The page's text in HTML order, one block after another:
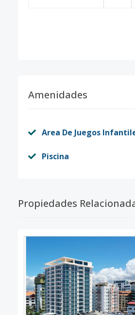
Amenidades
Area De Juegos
Piscina
Propiedades